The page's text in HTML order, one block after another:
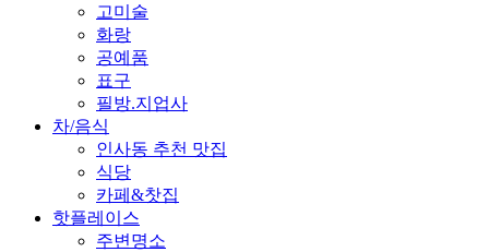
고미술
화랑
공예품
표구
필방.지업사
차/음식
인사동 추천 맛집
식당
카페&찻집
핫플레이스
주변명소